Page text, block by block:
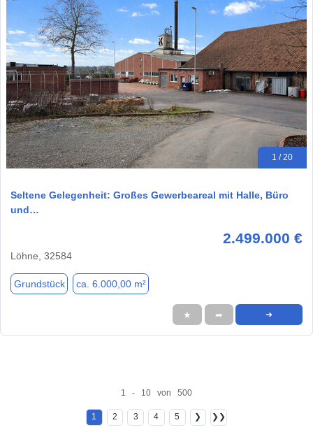
1 / 20
Seltene Gelegenheit: Großes Gewerbeareal mit Halle, Büro
und…
2.499.000 €
Löhne, 32584
Grundstück ca. 6.000,00 m²
★ ➦ ➜
1 - 10 von 500
1 2 3 4 5 ❯ ❯❯